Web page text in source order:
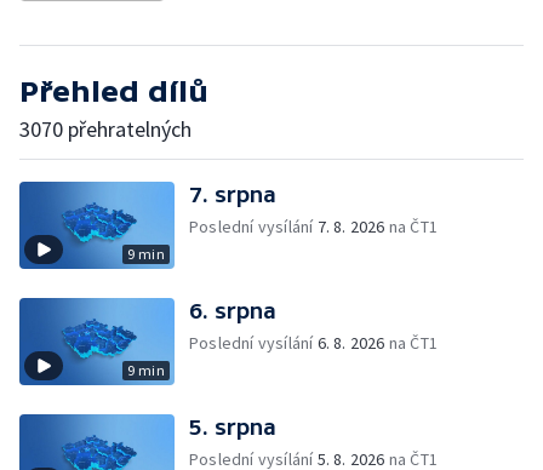
Přehled dílů
3070 přehratelných
9 min
7. srpna
Poslední vysílání 7. 8. 2026 na ČT1
9 min
6. srpna
Poslední vysílání6. 8. 2026 na ČT1
5. srpna
Poslední vysílání5. 8. 2026 na ČT1